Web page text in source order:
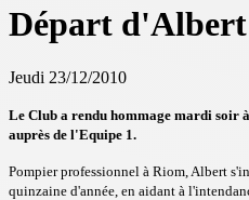
Départ
Jeudi 23/12/2010
Le Club a rendu hommage mardi soir
auprès de l'Equipe 1.
Pompier professionnel à Riom, Albert
quinzaine d'année, en aidant à